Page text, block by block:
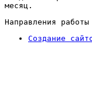
месяц.
Направления работы
Создание